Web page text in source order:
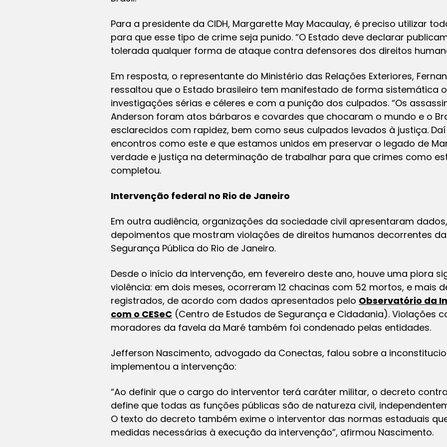
Para a presidente da CIDH, Margarette May Macaulay, é preciso utilizar
para que esse tipo de crime seja punido. “O Estado deve declarar
tolerada qualquer forma de ataque contra defensores dos direitos
Em resposta, o representante do Ministério das Relações Exteriores,
ressaltou que o Estado brasileiro tem manifestado de forma sistemática
investigações sérias e céleres e com a punição dos culpados. “Os
Anderson foram atos bárbaros e covardes que chocaram o mundo e o
esclarecidos com rapidez, bem como seus culpados levados à justiça.
encontros como este e que estamos unidos em preservar o legado de
verdade e justiça na determinação de trabalhar para que crimes como
completou.
Intervenção federal no Rio de Janeiro
Em outra audiência, organizações da sociedade civil apresentaram
depoimentos que mostram violações de direitos humanos decorrentes
Segurança Pública do Rio de Janeiro.
Desde o início da intervenção, em fevereiro deste ano, houve uma piora
violência: em dois meses, ocorreram 12 chacinas com 52 mortos, e mais
registrados, de acordo com dados apresentados pelo Observatório da
com o CESeC (Centro de Estudos de Segurança e Cidadania). Violações
moradores da favela da Maré também foi condenado pelas entidades.
Jefferson Nascimento, advogado da Conectas, falou sobre a
implementou a intervenção:
“Ao definir que o cargo do interventor terá caráter militar, o decreto
define que todas as funções públicas são de natureza civil,
O texto do decreto também exime o interventor das normas estaduais
medidas necessárias à execução da intervenção”, afirmou Nascimento.